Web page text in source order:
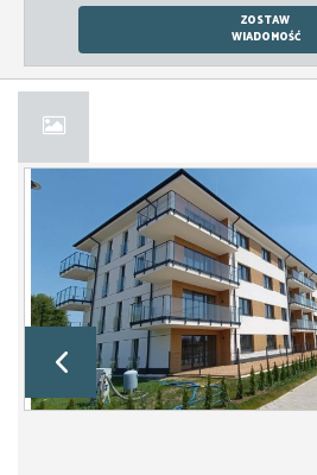
ZOSTAW
WIADOMOŚĆ